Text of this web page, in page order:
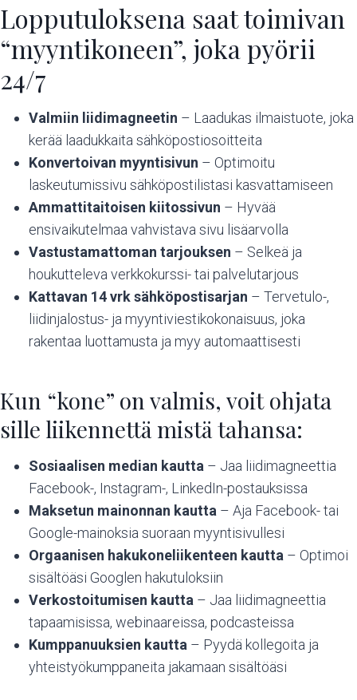
Lopputuloksena saat toimivan
“myyntikoneen”, joka pyörii
24/7
Valmiin liidimagneetin – Laadukas ilmaistuote, joka
kerää laadukkaita sähköpostiosoitteita
Konvertoivan myyntisivun – Optimoitu
laskeutumissivu sähköpostilistasi kasvattamiseen
Ammattitaitoisen kiitossivun – Hyvää
ensivaikutelmaa vahvistava sivu lisäarvolla
Vastustamattoman tarjouksen – Selkeä ja
houkutteleva verkkokurssi- tai palvelutarjous
Kattavan 14 vrk sähköpostisarjan – Tervetulo-,
liidinjalostus- ja myyntiviestikokonaisuus, joka
rakentaa luottamusta ja myy automaattisesti
Kun “kone” on valmis, voit ohjata
sille liikennettä mistä tahansa:
Sosiaalisen median kautta – Jaa liidimagneettia
Facebook-, Instagram-, LinkedIn-postauksissa
Maksetun mainonnan kautta – Aja Facebook- tai
Google-mainoksia suoraan myyntisivullesi
Orgaanisen hakukoneliikenteen kautta – Optimoi
sisältöäsi Googlen hakutuloksiin
Verkostoitumisen kautta – Jaa liidimagneettia
tapaamisissa, webinaareissa, podcasteissa
Kumppanuuksien kautta – Pyydä kollegoita ja
yhteistyökumppaneita jakamaan sisältöäsi